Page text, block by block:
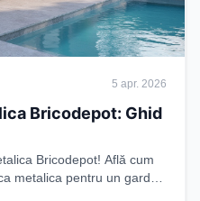
5 apr. 2026
Bricodepot: Ghid
Bricodepot! Află cum
metalica pentru un gard